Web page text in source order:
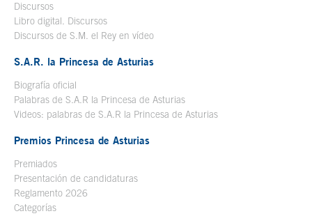
Discursos
Libro digital. Discursos
Discursos de S.M. el Rey en vídeo
S.A.R. la Princesa de Asturias
Biografía oficial
Palabras de S.A.R la Princesa de Asturias
Videos: palabras de S.A.R la Princesa de Asturias
Premios Princesa de Asturias
Premiados
Presentación de candidaturas
Reglamento 2026
Categorías